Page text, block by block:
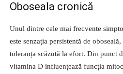
Oboseala cronică
Unul dintre cele mai frecvente
este senzația persistentă de
toleranța scăzută la efort. Din punct
vitamina D influențează funcția